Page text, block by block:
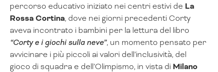
percorso educativo iniziato nei centri estivi de La
Rossa Cortina, dove nei giorni precedenti Corty
aveva incontrato i bambini per la lettura del libro
“Corty e i giochi sulla neve”, un momento pensato per
avvicinare i più piccoli ai valori dell’inclusività, del
gioco di squadra e dell’Olimpismo, in vista di Milano